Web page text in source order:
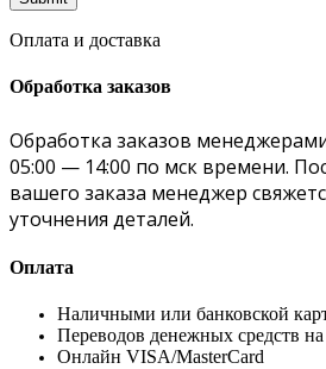
Оплата и доставка
Обработка заказов
Обработка заказов
05:00 — 14:00 по мск времени.
вашего заказа менеджер
уточнения деталей.
Оплата
Наличными или банковской
Переводов денежных средств
Онлайн VISA/MasterCard